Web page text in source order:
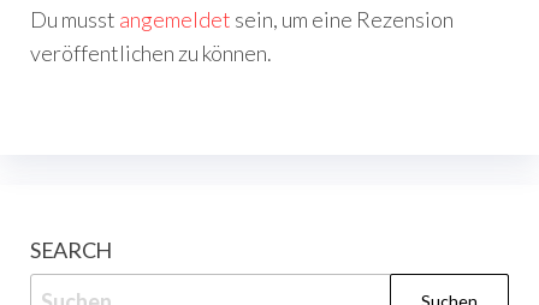
Du musst angemeldet sein, um eine Rezension
veröffentlichen zu können.
SEARCH
Suchen